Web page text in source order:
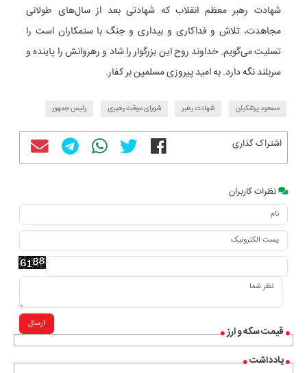
قیمت سکه و ارز
یادداشت
شهادت رهبر معظم انقلاب که شهادتی بعد از سال‌های طولانی
مجاهدت، تلاش و فداکاری و بیداری و جنگ با ستمکاران است را
تسلیت می‌گویم. خداوند روح این بزرگوار را شاد و رهروانش را پاینده و
سربلند نگه دارد. به امید پیروزی مسلمین بر کفار.
مسعود پزشکیان شهادت رهبر شورای موقت رهبری رئیس جمهور
اشتراک گذاری
نظرات کاربران
ارسال